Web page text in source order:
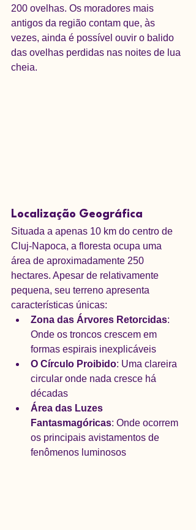
200 ovelhas. Os moradores mais
antigos da região contam que, às
vezes, ainda é possível ouvir o balido
das ovelhas perdidas nas noites de lua
cheia.
Localização Geográfica
Situada a apenas 10 km do centro de
Cluj-Napoca, a floresta ocupa uma
área de aproximadamente 250
hectares. Apesar de relativamente
pequena, seu terreno apresenta
características únicas:
Zona das Árvores Retorcidas:
Onde os troncos crescem em
formas espirais inexplicáveis
O Círculo Proibido: Uma clareira
circular onde nada cresce há
décadas
Área das Luzes
Fantasmagóricas: Onde ocorrem
os principais avistamentos de
fenômenos luminosos